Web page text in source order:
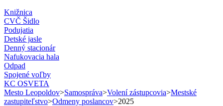
Knižnica
CVČ Šidlo
Podujatia
Detské jasle
Denný stacionár
Nafukovacia hala
Odpad
Spojené voľby
KC OSVETA
Mesto Leopoldov>Samospráva>Volení zástupcovia>Mestské
zastupiteľstvo>Odmeny poslancov>2025